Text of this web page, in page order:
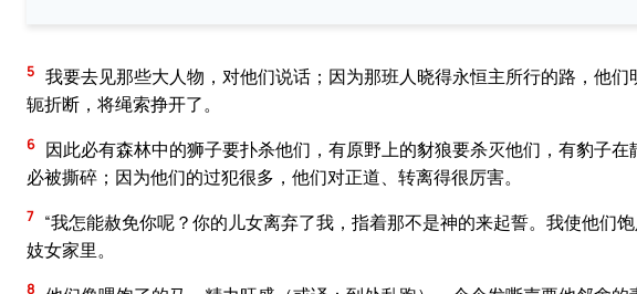
5 我要去见那些大人物，对他们说话；因为那班人晓得永恒主所行的路，他
轭折断，将绳索挣开了。
6 因此必有森林中的狮子要扑杀他们，有原野上的豺狼要杀灭他们，有豹子
必被撕碎；因为他们的过犯很多，他们对正道、转离得很厉害。
7 “我怎能赦免你呢？你的儿女离弃了我，指着那不是神的来起誓。我使他们
妓女家里。
8